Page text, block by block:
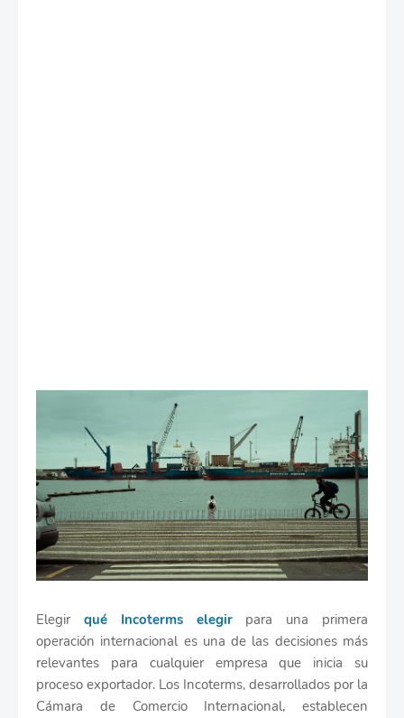
Elegir qué Incoterms elegirpara una primera
operación internacional es una de las decisiones más
relevantes para cualquier empresa que inicia su
proceso exportador. Los Incoterms, desarrollados por la
Cámara de Comercio Internacional, establecen